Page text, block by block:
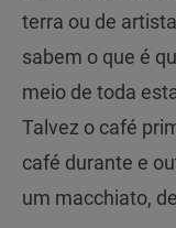
terra ou de
sabem o que é
meio de toda
Talvez o café
café durante e
um macchiato,